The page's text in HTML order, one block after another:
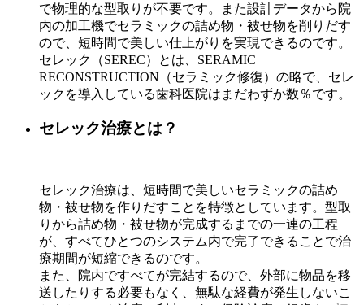
で物理的な型取りが不要です。また設計データから院
内の加工機でセラミックの詰め物・被せ物を削りだす
ので、短時間で美しい仕上がりを実現できるのです。
セレック（SEREC）とは、SERAMIC
RECONSTRUCTION（セラミック修復）の略で、セレ
ックを導入している歯科医院はまだわずか数％です。
セレック治療とは？
セレック治療は、短時間で美しいセラミックの詰め
物・被せ物を作りだすことを特徴としています。型取
りから詰め物・被せ物が完成するまでの一連の工程
が、すべてひとつのシステム内で完了できることで治
療期間が短縮できるのです。
また、院内ですべてが完結するので、外部に物品を移
送したりする必要もなく、無駄な経費が発生しないこ